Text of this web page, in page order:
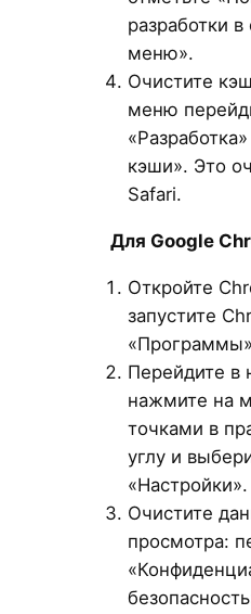
разработки в
меню».
Очистите
меню
кэши». Это
Safari.
Для Google
Откройте
запустите
Перейдите в
нажмите на
точками в
углу и
«Настройки».
Очистите
просмотра: